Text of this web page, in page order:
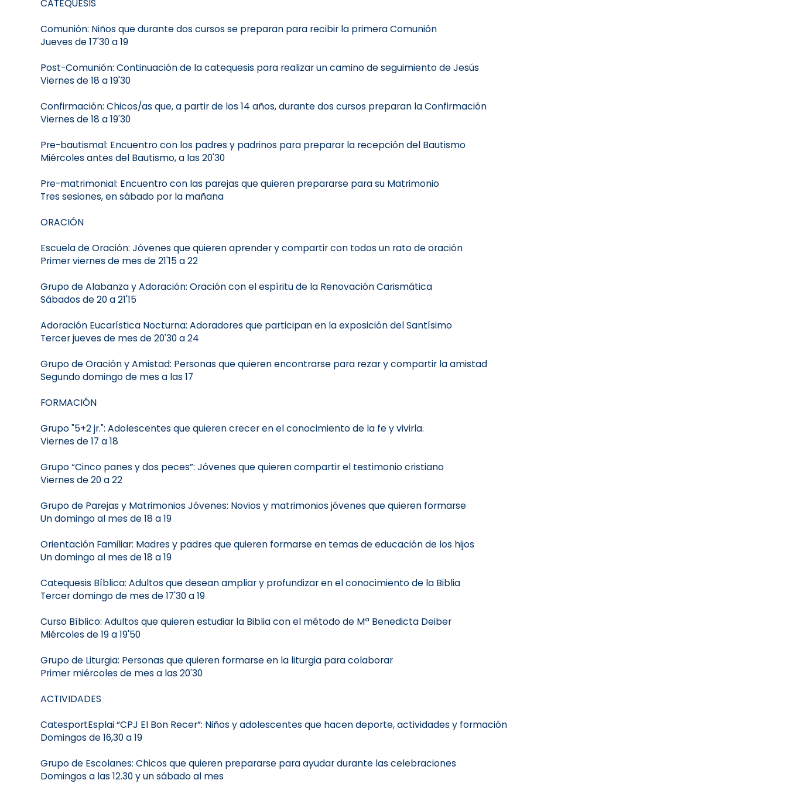
CATEQUESIS
Comunión: Niños que durante dos cursos se preparan para recibir la primera Comunión
Jueves de 17'30 a 19
Post-Comunión: Continuación de la catequesis para realizar un camino de seguimiento de Jesús
Viernes de 18 a 19'30
Confirmación: Chicos/as que, a partir de los 14 años, durante dos cursos preparan la Confirmación
Viernes de 18 a 19'30
Pre-bautismal: Encuentro con los padres y padrinos para preparar la recepción del Bautismo
Miércoles antes del Bautismo, a las 20'30
Pre-matrimonial: Encuentro con las parejas que quieren prepararse para su Matrimonio
Tres sesiones, en sábado por la mañana
ORACIÓN
Escuela de Oración: Jóvenes que quieren aprender y compartir con todos un rato de oración
Primer viernes de mes de 21'15 a 22
Grupo de Alabanza y Adoración: Oración con el espíritu de la Renovación Carismática
Sábados de 20 a 21'15
Adoración Eucarística Nocturna: Adoradores que participan en la exposición del Santísimo
Tercer jueves de mes de 20'30 a 24
Grupo de Oración y Amistad: Personas que quieren encontrarse para rezar y compartir la amistad
Segundo domingo de mes a las 17
FORMACIÓN
Grupo "5+2 jr.": Adolescentes que quieren crecer en el conocimiento de la fe y vivirla.
Viernes de 17 a 18
Grupo “Cinco panes y dos peces”: Jóvenes que quieren compartir el testimonio cristiano
Viernes de 20 a 22
Grupo de Parejas y Matrimonios Jóvenes: Novios y matrimonios jóvenes que quieren formarse
Un domingo al mes de 18 a 19
Orientación Familiar: Madres y padres que quieren formarse en temas de educación de los hijos
Un domingo al mes de 18 a 19
Catequesis Bíblica: Adultos que desean ampliar y profundizar en el conocimiento de la Biblia
Tercer domingo de mes de 17'30 a 19
Curso Bíblico: Adultos que quieren estudiar la Biblia con el método de Mª Benedicta Deiber
Miércoles de 19 a 19'50
Grupo de Liturgia: Personas que quieren formarse en la liturgia para colaborar
Primer miércoles de mes a las 20'30
ACTIVIDADES
CatesportEsplai “CPJ El Bon Recer”: Niños y adolescentes que hacen deporte, actividades y formación
Domingos de 16,30 a 19
Grupo de Escolanes: Chicos que quieren prepararse para ayudar durante las celebraciones
Domingos a las 12.30 y un sábado al mes